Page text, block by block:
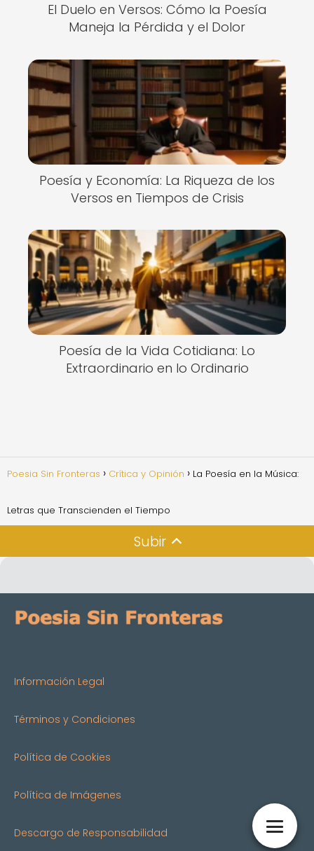
El Duelo en Versos: Cómo la Poesía
Maneja la Pérdida y el Dolor
Poesía y Economía: La Riqueza de los
Versos en Tiempos de Crisis
Poesía de la Vida Cotidiana: Lo
Extraordinario en lo Ordinario
Poesia Sin Fronteras Crítica y Opinión La Poesía en la Música:
Letras que Transcienden el Tiempo
Subir
Información Legal
Términos y Condiciones
Política de Cookies
Política de Imágenes
Descargo de Responsabilidad